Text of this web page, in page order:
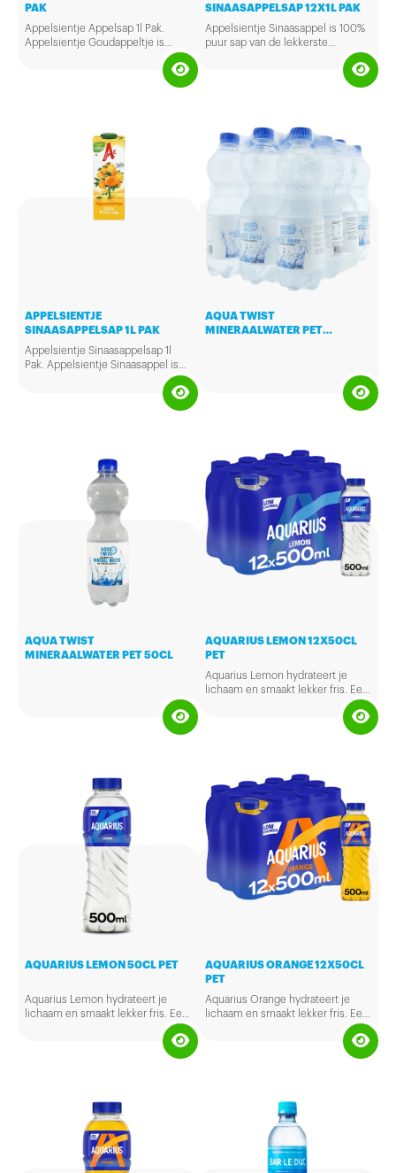
PAK
Appelsientje Appelsap 1l Pak.
Appelsientje Goudappeltje is
100% puur sap van lekkere, frisse
SINAASAPPELSAP 12X1L PAK
Appelsientje Sinaasappel is 100%
puur sap van de lekkerste
APPELSIENTJE
SINAASAPPELSAP 1L PAK
Appelsientje Sinaasappelsap 1l
Pak. Appelsientje Sinaasappel is
100% puur sap van de lekkerste
AQUA TWIST
MINERAALWATER PET
AQUA TWIST
MINERAALWATER PET 50CL
AQUARIUS LEMON 12X50CL
PET
Aquarius Lemon hydrateert je
lichaam en smaakt lekker fris. Een
verkwikkende dorstlesser met
vitamine B6 en citroensmaak.
AQUARIUS LEMON 50CL PET
Aquarius Lemon hydrateert je
lichaam en smaakt lekker fris. Een
verkwikkende dorstlesser met
vitamine B6 en citroensmaak .
AQUARIUS ORANGE 12X50CL
PET
Aquarius Orange hydrateert je
lichaam en smaakt lekker fris. Een
verkwikkende dorstlesser met